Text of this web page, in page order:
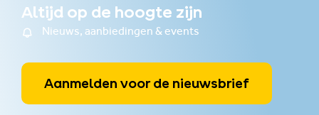
Altijd op de hoogte zijn
Nieuws, aanbiedingen & events
Aanmelden voor de nieuwsbrief